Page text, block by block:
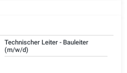
Technischer Leiter - Bauleiter
(m/w/d)